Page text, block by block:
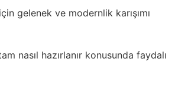
gelenek ve modernlik karışımı
nasıl hazırlanır konusunda faydalı